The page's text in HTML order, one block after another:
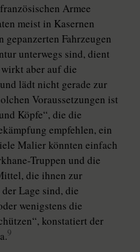
Armee
meist in Kasernen
gepanzerten Fahrzeugen
unterwegs sind, dient
aber auf die
lädt nicht gerade zur
Voraussetzungen ist
Köpfe“, die die
empfehlen, ein
Malier könnten einfach
Truppen und die
die ihnen zur
Lage sind, die
wenigstens die
konstatiert der
9